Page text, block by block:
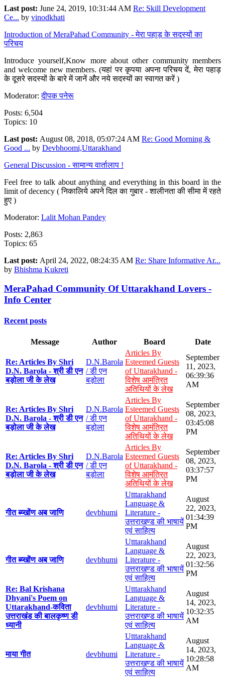
Last post: June 24, 2019, 10:31:44 AM Re: Skill Development
Ce... by vinodkhati
Introduction of MeraPahad Community - मेरा पहाड़ के सदस्यों का
परिचय
Introduce yourself,Know more about other community members
and welcome new members. (यहां पर कृपया अपना परिचय दें, मेरा पहाड़
के दूसरे सदस्यों के बारे में जानें और नये सदस्यों का स्वागत करें )
Moderator:दीपक पनेरू
Posts: 6,504
Topics: 10
Last post: August 08, 2018, 05:07:24 AM Re: Good Morning &
Good ... by Devbhoomi,Uttarakhand
General Discussion - सामान्य वार्तालाप !
Feel free to talk about anything and everything in this board in the
limit of decency ( निकालिये अपने दिल का गुबार - शालीनता की सीमा में रहते
हुए )
Moderator: Lalit Mohan Pandey
Posts: 2,863
Topics: 65
Last post: April 24, 2022, 08:24:35 AM Re: Share Informative Ar...
by Bhishma Kukreti
MeraPahad Community Of Uttarakhand Lovers -
Info Center
Recent posts
Message Author Board Date
Re: Articles By Shri
D.N. Barola - श्री डी एन
बड़ोला जी के लेख
D.N.Barola
/ डी एन
बड़ोला
Articles By
Esteemed Guests
of Uttarakhand -
विशेष आमंत्रित
अतिथियों के लेख
September
11, 2023,
06:39:36
AM
Re: Articles By Shri
D.N. Barola - श्री डी एन
बड़ोला जी के लेख
D.N.Barola
/ डी एन
बड़ोला
Articles By
Esteemed Guests
of Uttarakhand -
विशेष आमंत्रित
अतिथियों के लेख
September
08, 2023,
03:45:08
PM
Re: Articles By Shri
D.N. Barola - श्री डी एन
बड़ोला जी के लेख
D.N.Barola
/ डी एन
बड़ोला
Articles By
Esteemed Guests
of Uttarakhand -
विशेष आमंत्रित
अतिथियों के लेख
September
08, 2023,
03:37:57
PM
गीत ब्य्खोंण अब जाणि devbhumi
Utttarakhand
Language &
Literature -
उत्तराखण्ड की भाषायें
एवं साहित्य
August
22, 2023,
01:34:39
PM
गीत ब्य्खोंण अब जाणि devbhumi
Utttarakhand
Language &
Literature -
उत्तराखण्ड की भाषायें
एवं साहित्य
August
22, 2023,
01:32:56
PM
Re: Bal Krishana
Dhyani's Poem on
Uttarakhand-कविता
उत्तराखंड की बालकृष्ण डी
ध्यानी
devbhumi
Utttarakhand
Language &
Literature -
उत्तराखण्ड की भाषायें
एवं साहित्य
August
14, 2023,
10:32:35
AM
माया गीत devbhumi
Utttarakhand
Language &
Literature -
उत्तराखण्ड की भाषायें
एवं साहित्य
August
14, 2023,
10:28:58
AM